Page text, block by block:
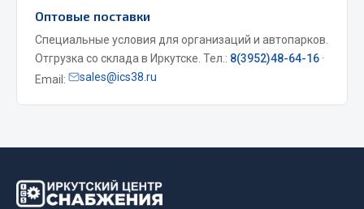
Двигатель
Электрооборудование
Показать ещё
Весь раздел
Двигатель
Оптовые поставки
Специальные условия для организаций и автопарков.
Отгрузка со склада в Иркутске. Тел.: 8(3952)48-64-16 ·
Email:
sales@ics38.ru